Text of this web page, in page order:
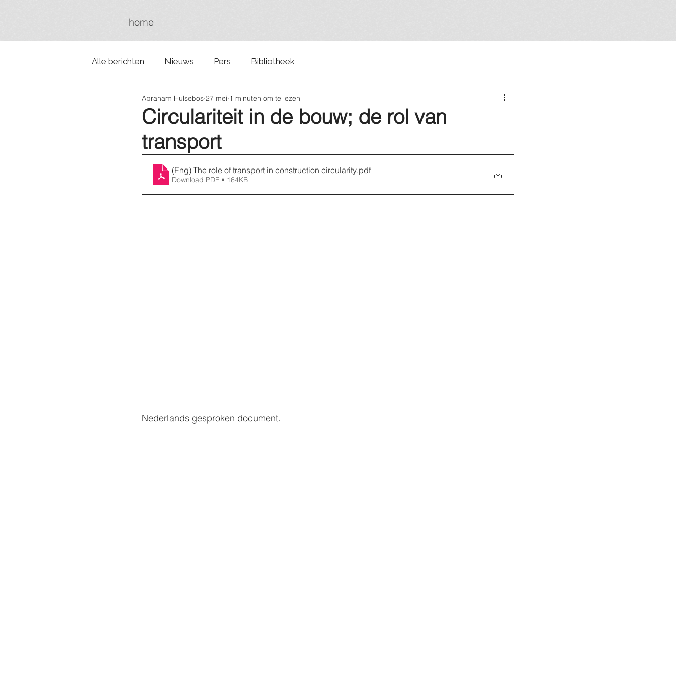
home
Alle berichten Nieuws Pers Bibliotheek
Circulariteit in de bouw; de rol van
transport
Abraham Hulsebos 27 mei 1 minuten om te lezen
(Eng) The role of transport in construction circularity.pdf
Download PDF • 164KB
Nederlands gesproken document.